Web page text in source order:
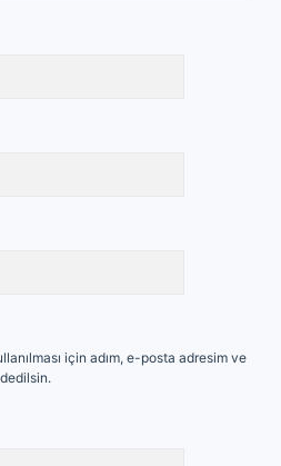
için adım, e-posta adresim ve